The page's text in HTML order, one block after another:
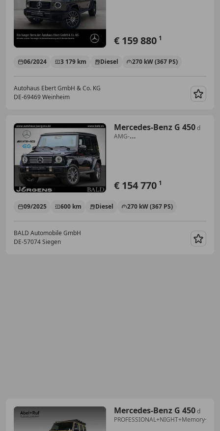
€ 159 880 1
06/2024 3 179 km Diesel 270 kW (367 PS)
Autohaus Ebert GmbH & Co. KG
DE-69469 Weinheim
Mercedes-Benz G 450d
AMG-
€ 154 770 1
09/2025 600 km Diesel 270 kW (367 PS)
BALD Automobile GmbH
DE-57074 Siegen
Mercedes-Benz G 450d